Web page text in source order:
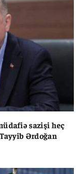
sazişi heç
Ərdoğan